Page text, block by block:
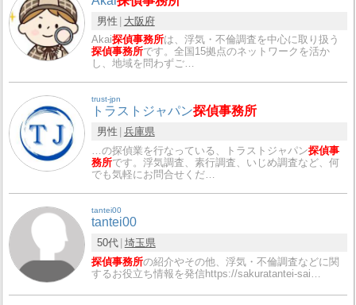
男性
大阪府
Akai探偵事務所は、浮気・不倫調査を中心に取り扱う
探偵事務所です。全国15拠点のネットワークを活か
し、地域を問わずご…
trust-jpn
トラストジャパン探偵事務所
男性 兵庫県
…の探偵業を行なっている、トラストジャパン探偵事
務所です。浮気調査、素行調査、いじめ調査など、何
でも気軽にお問合せくだ…
tantei00
tantei00
50代 埼玉県
探偵事務所の紹介やその他、浮気・不倫調査などに関
するお役立ち情報を発信https://sakuratantei-sai…